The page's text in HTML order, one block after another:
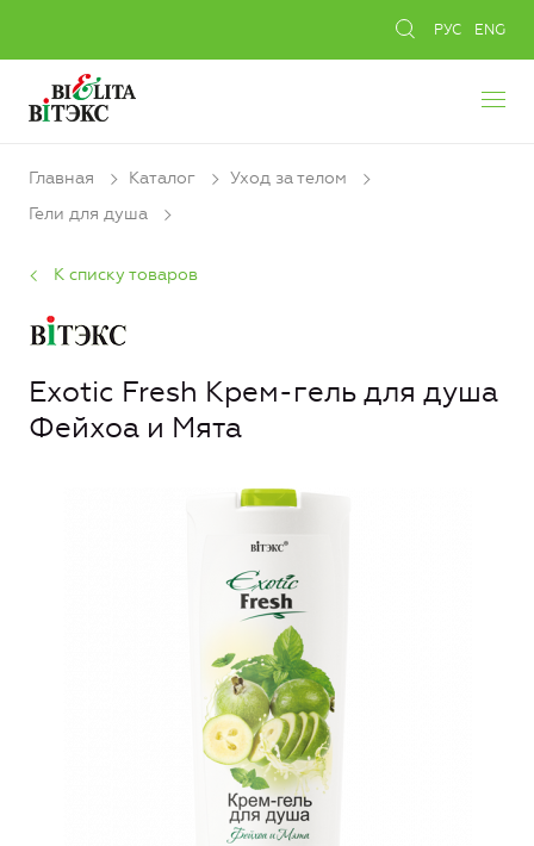
РУС ENG
Главная Каталог
Уход за телом
Гели для душа
К списку товаров
Exotic Fresh Крем-гель для душа
Фейхоа и Мята